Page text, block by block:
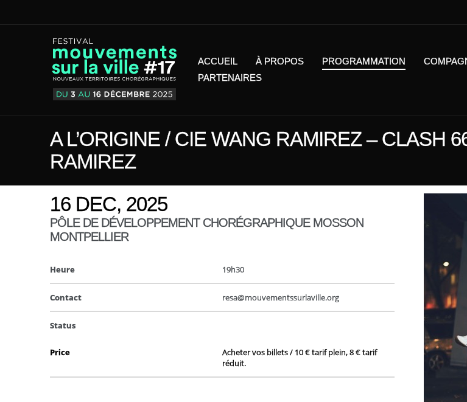
ACCUEIL À PROPOS PROGRAMMATION
PARTENAIRES
A L’ORIGINE / CIE WANG RAMIREZ – CLASH
RAMIREZ
16 DEC, 2025
PÔLE DE DÉVELOPPEMENT CHORÉGRAPHIQUE MOSSON
MONTPELLIER
Heure 19h30
Contact resa@mouvementssurlaville.org
Status
Price
Acheter vos billets / 10 € tarif plein, 8 € tarif
réduit.